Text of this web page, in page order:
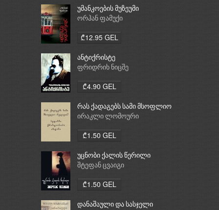
უმანკოების მუზეუმი
ორჰან ფამუქი
₾12.95 GEL
ანტიქრისტე
ფრიდრიხ ნიცშე
₾4.90 GEL
რას ქადაგებს სამი მსოფლიო
რელიგია: ბუდიზმი,
ირაკლი ლომოური
₾1.50 GEL
უცნობი ქალის წერილი
შტეფან ცვაიგი
₾1.50 GEL
დანაშაული და სასჯელი